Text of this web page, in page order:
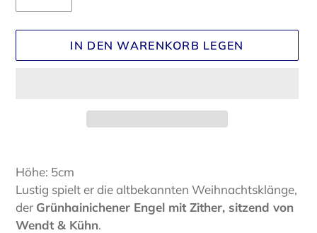
IN DEN WARENKORB LEGEN
wird
zum
Warenkorb
hinzugefügt
Höhe: 5cm
Lustig spielt er die altbekannten Weihnachtsklänge,
der Grünhainichener Engel mit Zither, sitzend von
Wendt & Kühn.